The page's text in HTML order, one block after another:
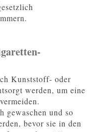
Kunststoff- oder
werden, um eine
gewaschen und so
bevor sie in den